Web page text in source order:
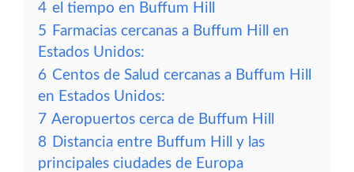
4 el tiempo en Buffum Hill
5 Farmacias cercanas a Buffum Hill en
Estados Unidos:
6 Centos de Salud cercanas a Buffum Hill
en Estados Unidos:
7 Aeropuertos cerca de Buffum Hill
8 Distancia entre Buffum Hill y las
principales ciudades de Europa